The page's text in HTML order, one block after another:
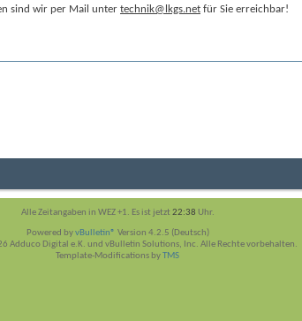
sind wir per Mail unter technik@lkgs.net für Sie erreichbar!
Alle Zeitangaben in WEZ +1. Es ist jetzt22:38 Uhr.
Powered byvBulletin® Version 4.2.5 (Deutsch)
Adduco Digital e.K. und vBulletin Solutions, Inc. Alle Rechte vorbehalten.
Template-Modifications byTMS